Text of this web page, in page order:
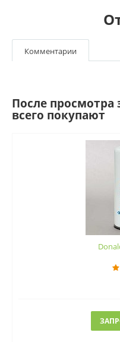
Комментарии
После
всего покупают